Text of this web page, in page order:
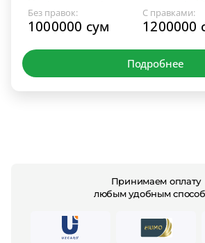
Без правок:
1000000 сум
С правками:
1200000
Подробнее
Принимаем оплату
любым удобным